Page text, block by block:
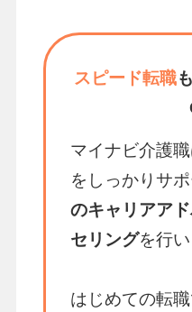
スピード転職
マイナビ介護
をしっかりサポ
のキャリアア
セリングを行い
はじめての転